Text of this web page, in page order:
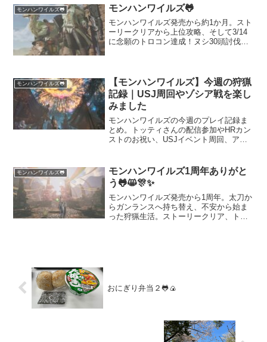
猟生活の思い出を一緒に振り返りましょ
う！
モンハンワイルズ🐸 モンハンワイルズ🐸
モンハンワイルズ発売から約1か月。スト
ーリークリアから上位攻略、そして3/14
に念願のトロコン達成！ヌシ30頭討伐や
ます。
モンハンワイルズ🐸
【モンハンワイルズ】今週の狩猟
記録｜USJ周回やゾシア戦を楽し
みました
モンハンワイルズの今週のプレイ記録ま
とめ。トッティさんの配信参加やHRカン
ストのお祝い、USJイベント周回、アル
ゃ狩猟や今週の出来事をゆるくまとめた
ゲーム日記です。
モンハンワイルズ🐸
モンハンワイルズ1周年ありがと
う🐸😸🎊✨
モンハンワイルズ発売から1周年。太刀か
らガンランスへ持ち替え、不安から始ま
った狩猟生活。ストーリークリア、トロ
おにぎり弁当２🐸🍙